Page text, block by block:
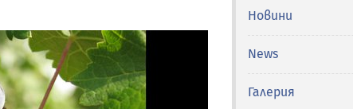
Новини
News
Галерия